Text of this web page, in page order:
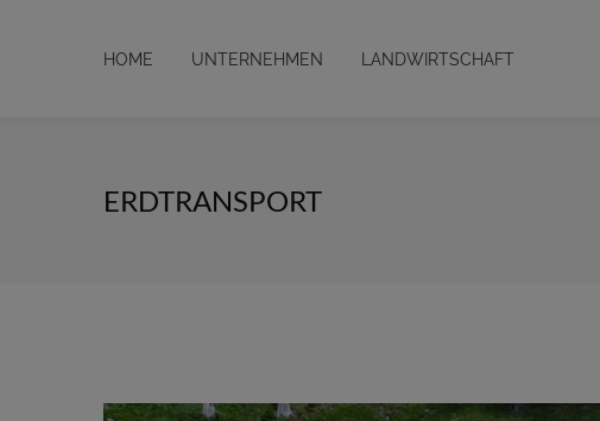
HOME UNTERNEHMEN LANDWIRTSCHAFT
ERDTRANSPORT